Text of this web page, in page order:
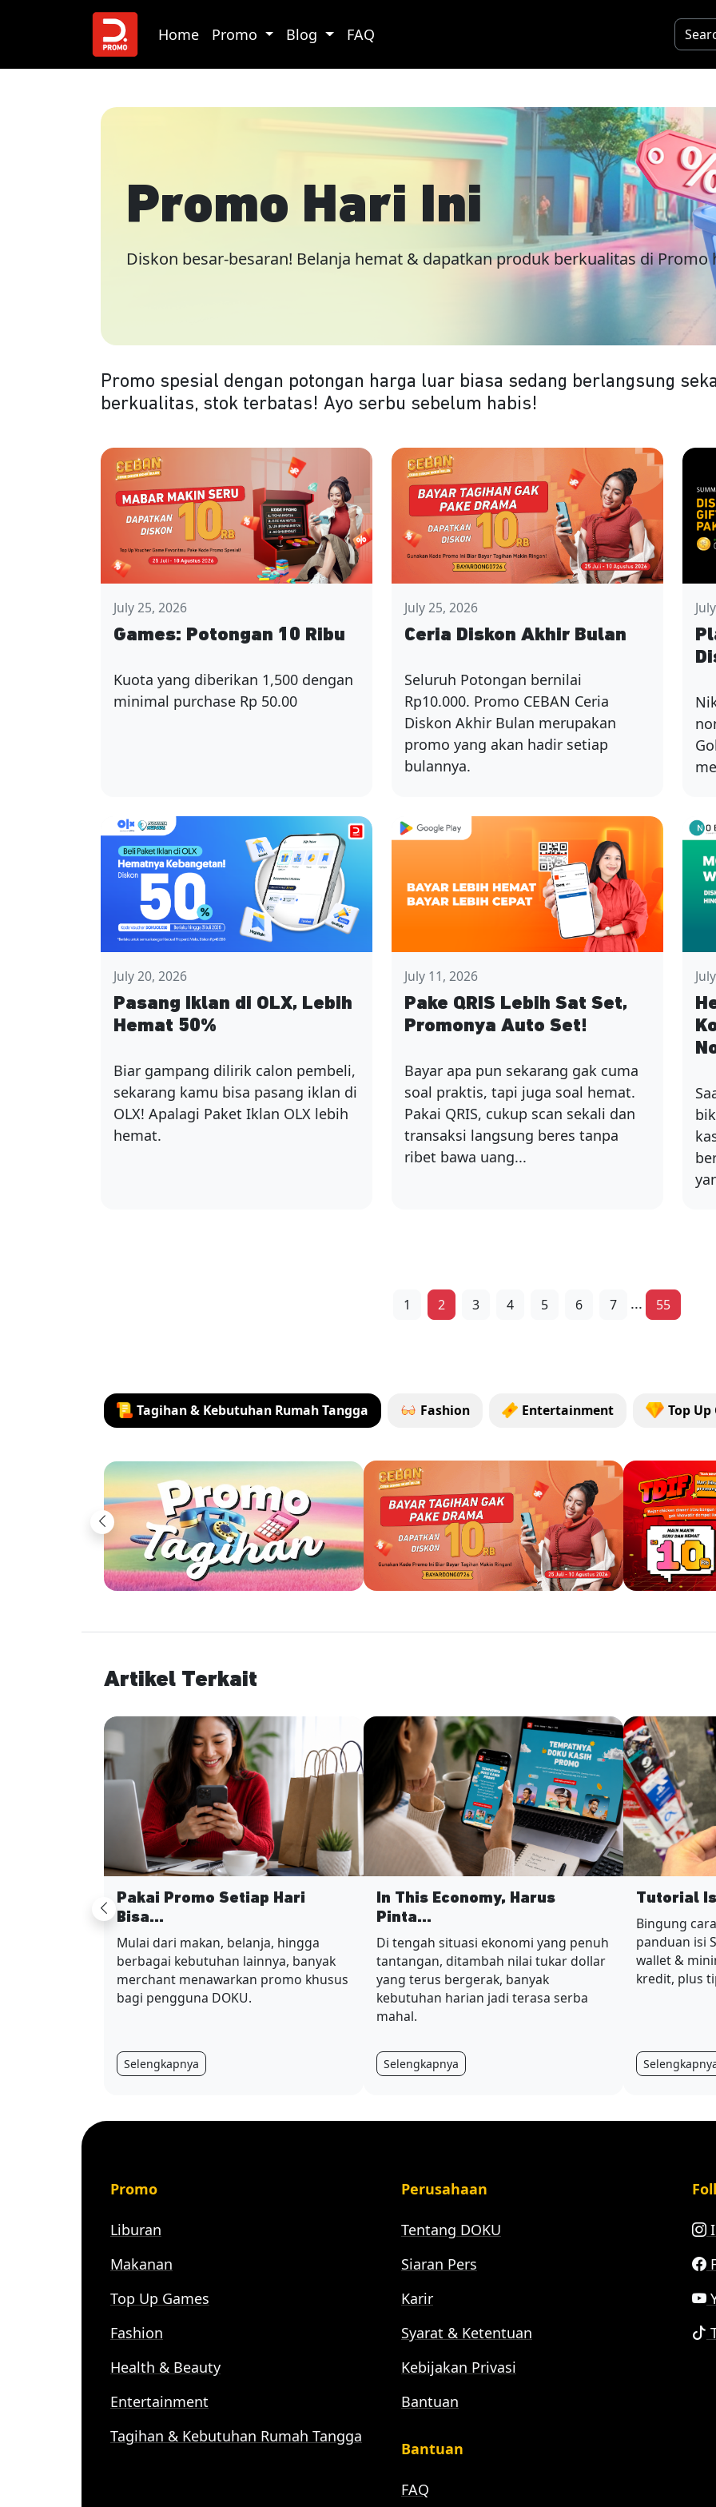
Home Promo Blog FAQ
Promo Hari Ini
Diskon besar-besaran! Belanja hemat & dapatkan produk berkualitas di Promo
Promo spesial dengan potongan harga luar biasa sedang berlangsung
berkualitas, stok terbatas! Ayo serbu sebelum habis!
July 25, 2026
Games: Potongan 10 Ribu
Kuota yang diberikan 1,500 dengan
minimal purchase Rp 50.00
July 25, 2026
Ceria Diskon Akhir Bulan
Seluruh Potongan bernilai
Rp10.000. Promo CEBAN Ceria
Diskon Akhir Bulan merupakan
promo yang akan hadir setiap
bulannya.
July 20, 2026
Pasang Iklan di OLX, Lebih
Hemat 50%
Biar gampang dilirik calon pembeli,
sekarang kamu bisa pasang iklan di
OLX! Apalagi Paket Iklan OLX lebih
hemat.
July 11, 2026
Pake QRIS Lebih Sat Set,
Promonya Auto Set!
Bayar apa pun sekarang gak cuma
soal praktis, tapi juga soal hemat.
Pakai QRIS, cukup scan sekali dan
transaksi langsung beres tanpa
ribet bawa uang...
1 2 3 4 5 6 7 ... 55
Tagihan & Kebutuhan Rumah Tangga Fashion Entertainment Top Up
Previous
Artikel Terkait
Previous
Pakai Promo Setiap Hari
Bisa...
Mulai dari makan, belanja, hingga
berbagai kebutuhan lainnya, banyak
merchant menawarkan promo khusus
bagi pengguna DOKU.
Selengkapnya
In This Economy, Harus
Pinta...
Di tengah situasi ekonomi yang penuh
tantangan, ditambah nilai tukar dollar
yang terus bergerak, banyak
kebutuhan harian jadi terasa serba
mahal.
Selengkapnya
Tutorial
Bingung
panduan isi
wallet &
kredit, plus
Promo
Liburan
Makanan
Top Up Games
Fashion
Health & Beauty
Entertainment
Tagihan & Kebutuhan Rumah Tangga
Perusahaan
Tentang DOKU
Siaran Pers
Karir
Syarat & Ketentuan
Kebijakan Privasi
Bantuan
Bantuan
FAQ